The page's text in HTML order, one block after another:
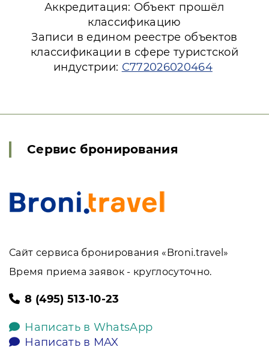
Аккредитация: Объект прошёл
классификацию
Записи в едином реестре объектов
классификации в сфере туристской
индустрии: С772026020464
Сервис бронирования
Сайт сервиса бронирования «Broni.travel»
Время приема заявок - круглосуточно.
8 (495) 513-10-23
Написать в WhatsApp
Написать в MAX